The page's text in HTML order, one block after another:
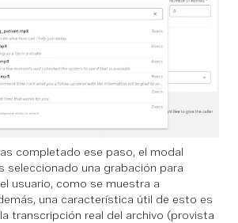
completado ese paso, el modal
seleccionado una grabación para
usuario, como se muestra a
una característica útil de esto es
transcripción real del archivo (provista